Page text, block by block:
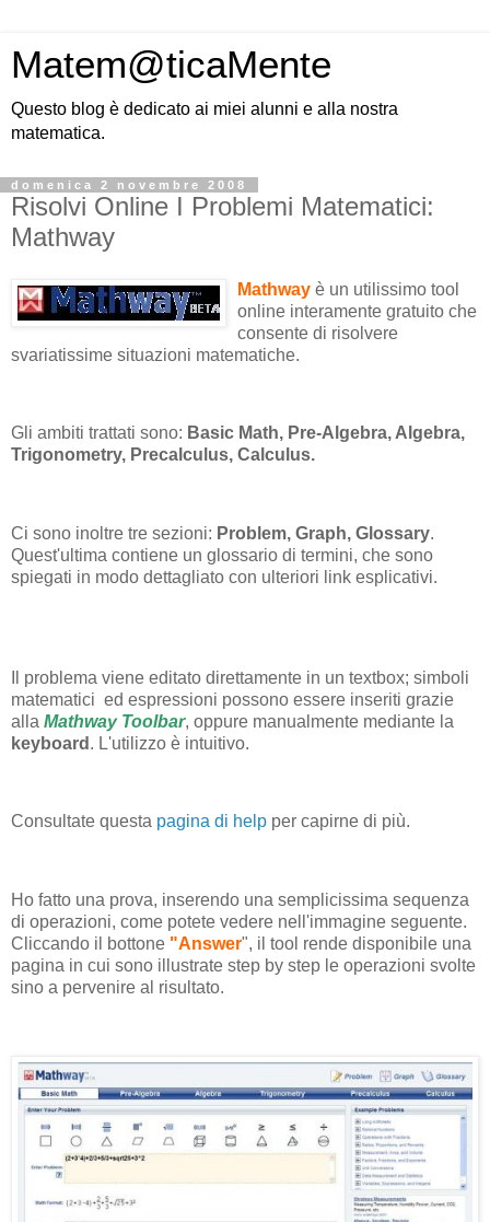
Matem@ticaMente
Questo blog è dedicato ai miei alunni e alla nostra
matematica.
domenica 2 novembre 2008
Risolvi Online I Problemi Matematici:
Mathway
Mathway è un utilissimo tool
online interamente gratuito che
consente di risolvere
svariatissime situazioni matematiche.
Gli ambiti trattati sono: Basic Math, Pre-Algebra, Algebra,
Trigonometry, Precalculus, Calculus.
Ci sono inoltre tre sezioni: Problem, Graph, Glossary.
Quest'ultima contiene un glossario di termini, che sono
spiegati in modo dettagliato con ulteriori link esplicativi.
Il problema viene editato direttamente in un textbox; simboli
matematici ed espressioni possono essere inseriti grazie
alla Mathway Toolbar, oppure manualmente mediante la
keyboard . L'utilizzo è intuitivo.
Consultate questa pagina di help per capirne di più.
Ho fatto una prova, inserendo una semplicissima sequenza
di operazioni, come potete vedere nell'immagine seguente.
Cliccando il bottone "Answer", il tool rende disponibile una
pagina in cui sono illustrate step by step le operazioni svolte
sino a pervenire al risultato.